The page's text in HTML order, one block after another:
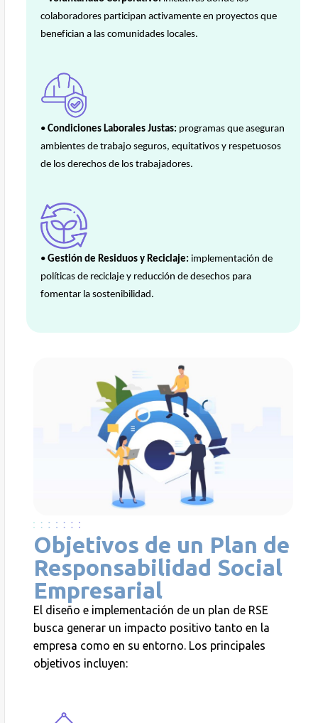
colaboradores participan activamente en proyectos que
benefician a las comunidades locales.
• Condiciones Laborales Justas: programas que aseguran
ambientes de trabajo seguros, equitativos y respetuosos
de los derechos de los trabajadores.
• Gestión de Residuos y Reciclaje: implementación de
políticas de reciclaje y reducción de desechos para
fomentar la sostenibilidad.
Objetivos de un Plan de
Responsabilidad Social
Empresarial
El diseño e implementación de un plan de RSE
busca generar un impacto positivo tanto en la
empresa como en su entorno. Los principales
objetivos incluyen: